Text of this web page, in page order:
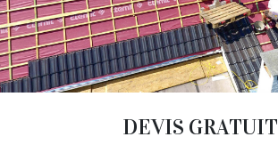
DEVIS GRATUIT